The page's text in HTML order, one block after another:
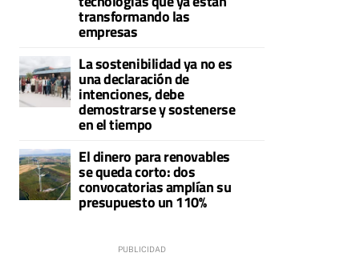
transformando las
empresas
La sostenibilidad ya no es
una declaración de
intenciones, debe
demostrarse y sostenerse
en el tiempo
El dinero para renovables
se queda corto: dos
convocatorias amplían su
presupuesto un 110%